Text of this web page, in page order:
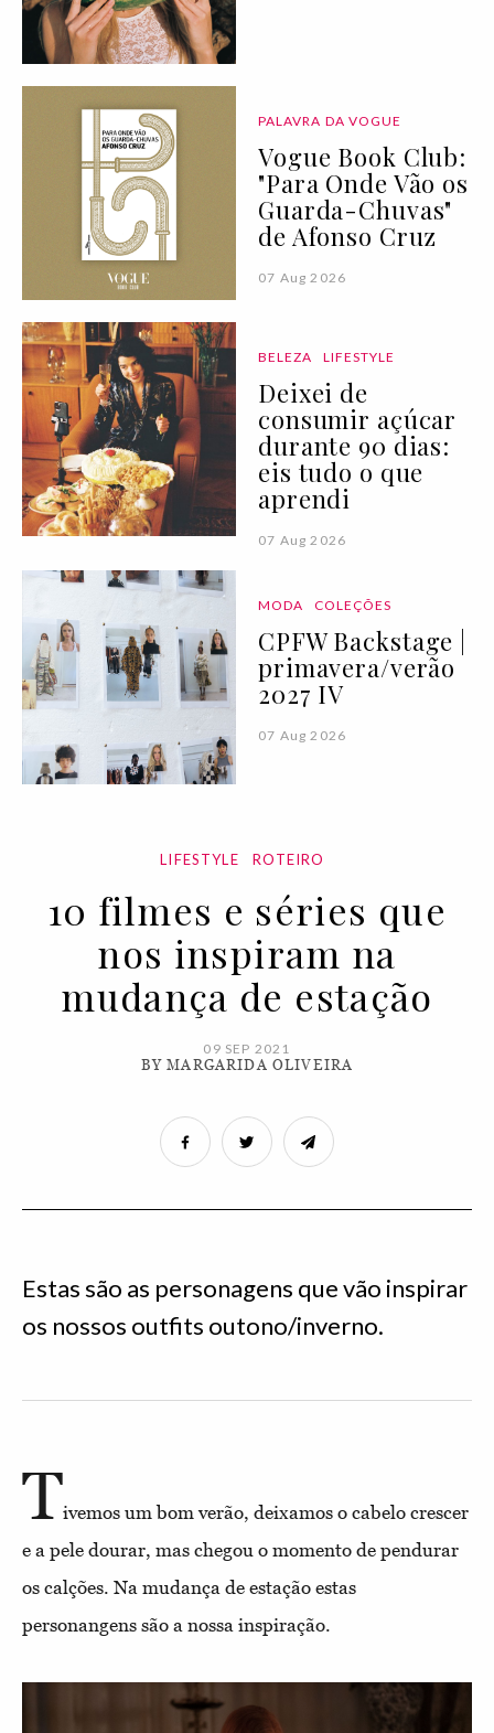
PALAVRA DA VOGUE
Vogue Book Club:
"Para Onde Vão os
Guarda-Chuvas"
de Afonso Cruz
07 Aug 2026
BELEZA LIFESTYLE
Deixei de
consumir açúcar
durante 90 dias:
eis tudo o que
aprendi
07 Aug 2026
MODA COLEÇÕES
CPFW Backstage |
primavera/verão
2027 IV
07 Aug 2026
LIFESTYLE ROTEIRO
10 filmes e séries que
nos inspiram na
mudança de estação
09 SEP 2021
BY MARGARIDA OLIVEIRA
Estas são as personagens que vão inspirar
os nossos outfits outono/inverno.
Tivemos um bom verão, deixamos o cabelo crescer
e a pele dourar, mas chegou o momento de pendurar
os calções. Na mudança de estação estas
personangens são a nossa inspiração.